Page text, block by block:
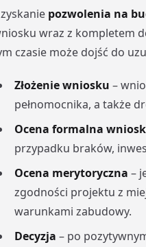
pozwolenia na
wraz z kompletem
czasie może dojść do
Złożenie wniosku –
pełnomocnika, a także
Ocena formalna
przypadku braków,
Ocena merytoryczna –
zgodności projektu z
warunkami zabudowy.
Decyzja – po